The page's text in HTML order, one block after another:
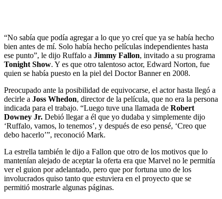
“No sabía que podía agregar a lo que yo creí que ya se había hecho
bien antes de mí. Solo había hecho películas independientes hasta
ese punto”, le dijo Ruffalo a Jimmy Fallon, invitado a su programa
Tonight Show. Y es que otro talentoso actor, Edward Norton, fue
quien se había puesto en la piel del Doctor Banner en 2008.
Preocupado ante la posibilidad de equivocarse, el actor hasta llegó a
decirle a Joss Whedon, director de la película, que no era la persona
indicada para el trabajo. “Luego tuve una llamada de Robert
Downey Jr. Debió llegar a él que yo dudaba y simplemente dijo
‘Ruffalo, vamos, lo tenemos’, y después de eso pensé, ‘Creo que
debo hacerlo’”, reconoció Mark.
La estrella también le dijo a Fallon que otro de los motivos que lo
mantenían alejado de aceptar la oferta era que Marvel no le permitía
ver el guion por adelantado, pero que por fortuna uno de los
involucrados quiso tanto que estuviera en el proyecto que se
permitió mostrarle algunas páginas.